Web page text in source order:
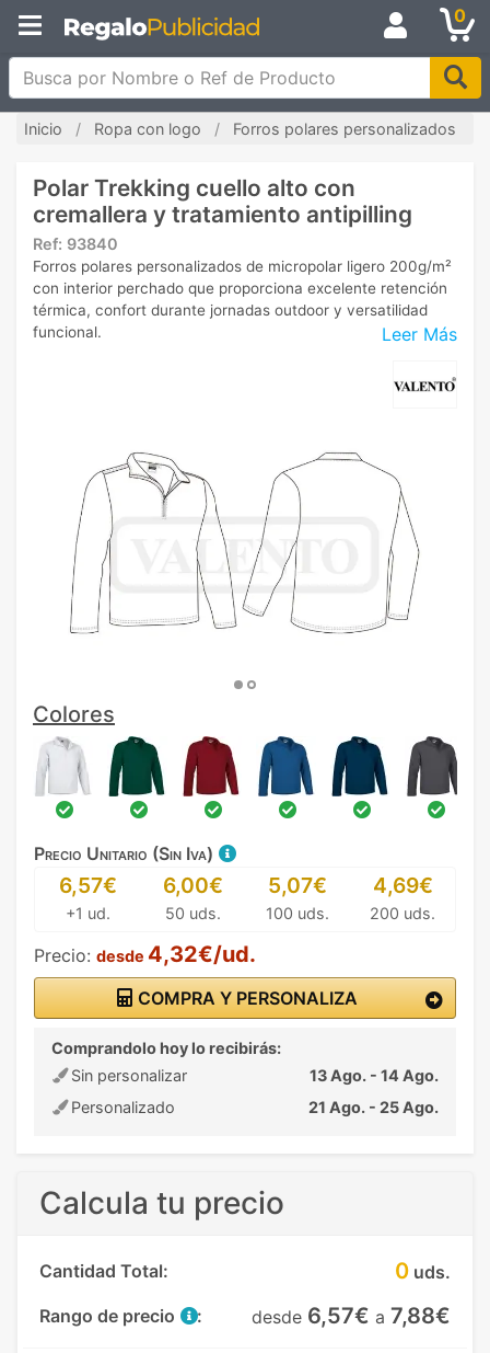
0
Busca por Nombre o Ref de Producto
Inicio Ropa con logo Forros polares personalizados
Polar Trekking cuello alto con
cremallera y tratamiento antipilling
Ref: 93840
Leer Más
Forros polares personalizados de micropolar ligero 200g/m²
con interior perchado que proporciona excelente retención
térmica, confort durante jornadas outdoor y versatilidad
funcional.
Colores
Precio Unitario (Sin Iva)
6,57€
+1 ud.
6,00€
50 uds.
5,07€
100 uds.
4,69€
200 uds.
Precio: desde 4,32€/ud.
COMPRA Y PERSONALIZA
Comprandolo hoy lo recibirás:
Sin personalizar
13 Ago. - 14 Ago.
Personalizado
21 Ago. - 25 Ago.
Calcula tu precio
Cantidad Total: 0 uds.
Rango de precio
: desde 6,57€ a 7,88€